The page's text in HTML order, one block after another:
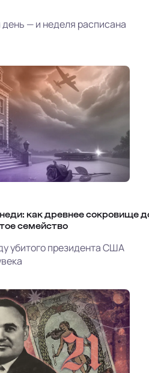
— и неделя расписана
как древнее сокровище
семейство
убитого президента США